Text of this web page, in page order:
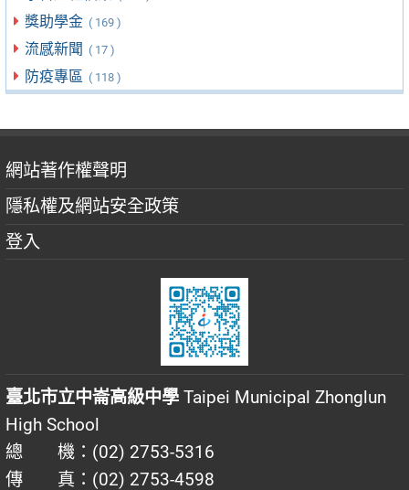
獎助學金 ( 169 )
流感新聞 ( 17 )
防疫專區 ( 118 )
網站著作權聲明
隱私權及網站安全政策
登入
臺北市立中崙高級中學 Taipei Municipal Zhonglun
High School
總 機：(02) 2753-5316
傳 真：(02) 2753-4598